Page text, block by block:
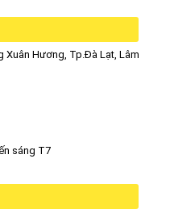
Hương, Tp.Đà Lạt, Lâm
sáng T7